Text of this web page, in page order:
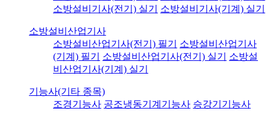
소방설비기사(전기) 실기
소방설비기사(기계) 실기
소방설비산업기사
소방설비산업기사(전기) 필기
소방설비산업기사
(기계) 필기
소방설비산업기사(전기) 실기
소방설
비산업기사(기계) 실기
기능사(기타 종목)
조경기능사 공조냉동기계기능사 승강기기능사